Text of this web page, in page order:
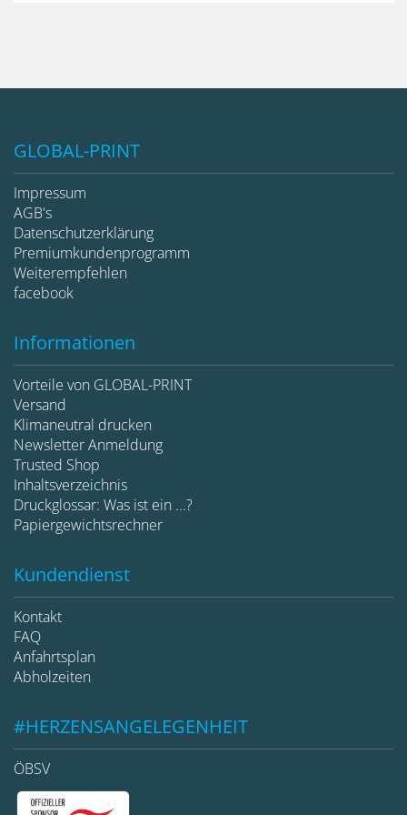
GLOBAL-PRINT
Impressum
AGB's
Datenschutzerklärung
Premiumkundenprogramm
Weiterempfehlen
facebook
Informationen
Vorteile von GLOBAL-PRINT
Versand
Klimaneutral drucken
Newsletter Anmeldung
Trusted Shop
Inhaltsverzeichnis
Druckglossar: Was ist ein ...?
Papiergewichtsrechner
Kundendienst
Kontakt
FAQ
Anfahrtsplan
Abholzeiten
#HERZENSANGELEGENHEIT
ÖBSV